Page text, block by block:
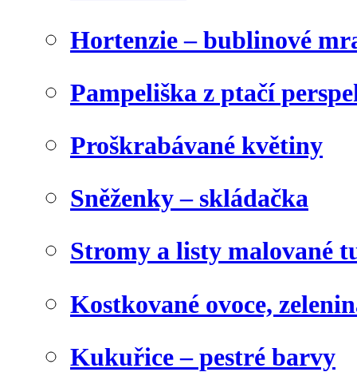
Hortenzie – bublinové
Pampeliška z ptačí
Proškrabávané květiny
Sněženky – skládačka
Stromy a listy malované
Kostkované ovoce,
Kukuřice – pestré barvy